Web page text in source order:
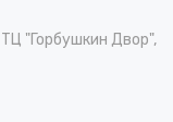
"Горбушкин Двор",